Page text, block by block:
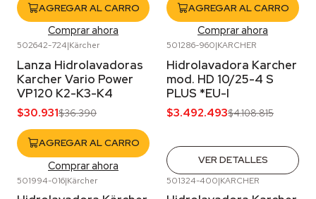
AGREGAR AL CARRO
Comprar ahora
AGREGAR AL CARRO
Comprar ahora
502642-724|Kärcher
Lanza Hidrolavadoras
Karcher Vario Power
VP120 K2-K3-K4
$30.931$36.390
AGREGAR AL CARRO
Comprar ahora
Agotado
501286-960|KARCHER
Hidrolavadora Karcher
mod. HD 10/25-4 S
PLUS *EU-I
$3.492.493$4.108.815
VER DETALLES
501994-016|Kärcher 501324-400|KARCHER